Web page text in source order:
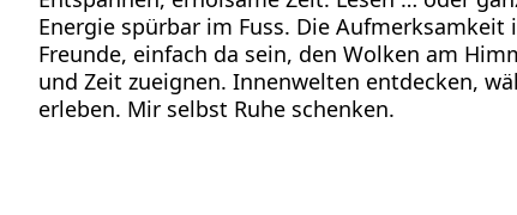
Energie spürbar im Fuss. Die
Freunde, einfach da sein, den Wolken am
und Zeit zueignen. Innenwelten entdecken,
erleben. Mir selbst Ruhe schenken.